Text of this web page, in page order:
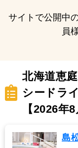
サイトで公開中
員
北海道恵
シードラ
【2026年8
島